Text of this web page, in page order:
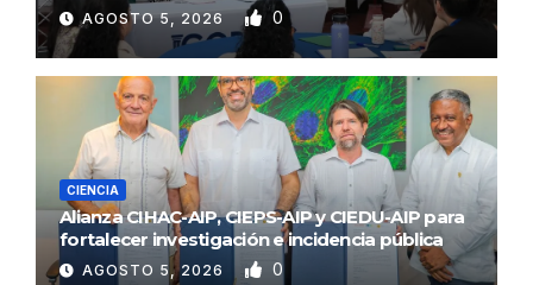
AGOSTO 5, 2026 0
CIENCIA
Alianza CIHAC-AIP, CIEPS-AIP y CIEDU-AIP para
fortalecer investigación e incidencia pública
AGOSTO 5, 2026 0